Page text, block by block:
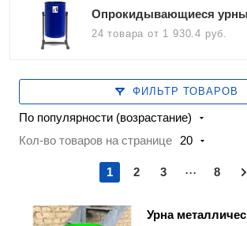
Опрокидывающиеся урны
24 товара от 1 930.4 руб.
ФИЛЬТР ТОВАРОВ
По популярности (возрастание)
Кол-во товаров на странице
20
1 2 3 ... 8
Урна